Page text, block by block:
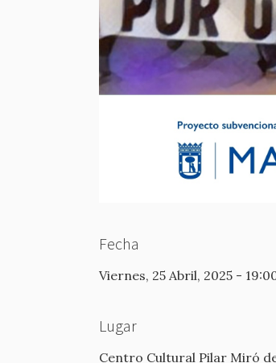
Fecha
Viernes, 25 Abril, 2025 -
Lugar
Centro Cultural Pilar Miró